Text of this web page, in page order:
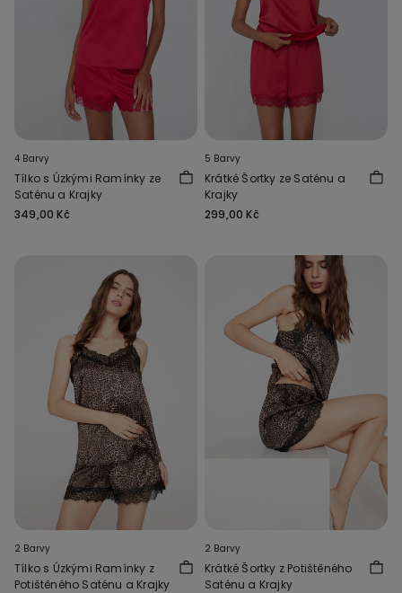
4 Barvy
Tílko s Úzkými Ramínky ze
Saténu a Krajky
349,00 Kč
5 Barvy
Krátké Šortky ze Saténu a
Krajky
299,00 Kč
2 Barvy
Tílko s Úzkými Ramínky z
Potištěného Saténu a Krajky
2 Barvy
Krátké Šortky z Potištěného
Saténu a Krajky